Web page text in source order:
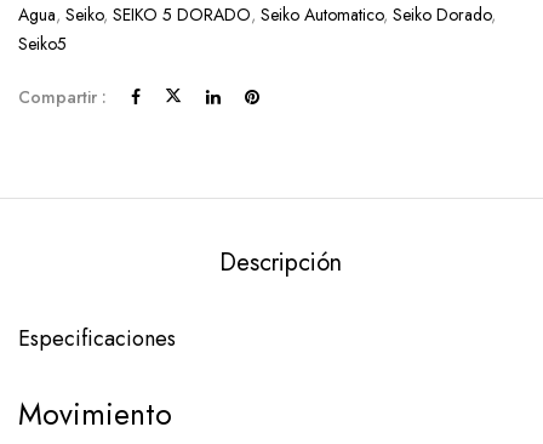
Agua, Seiko, SEIKO 5 DORADO, Seiko Automatico, Seiko Dorado,
Seiko5
Compartir :
Descripción
Especificaciones
Movimiento